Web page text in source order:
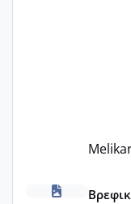
ΠΑΙΔΙΚΟΙ ΣΤΑΘΜΟΙ